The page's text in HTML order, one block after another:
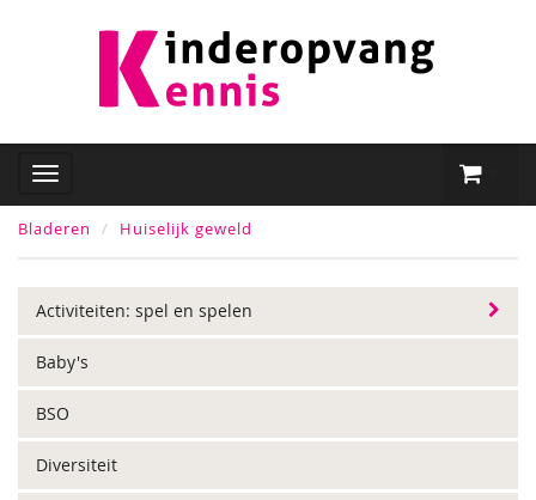
Bladeren Huiselijk geweld
Activiteiten: spel en spelen
Baby's
BSO
Diversiteit